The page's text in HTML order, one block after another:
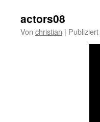
actors08
Von christian | Publiziert